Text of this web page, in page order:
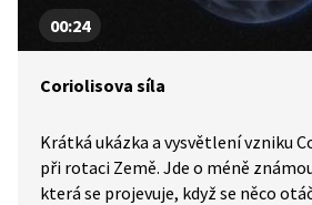
00:24
Coriolisova síla
Krátká ukázka a vysvětlení vzniku
při rotaci Země. Jde o méně
která se projevuje, když se něco